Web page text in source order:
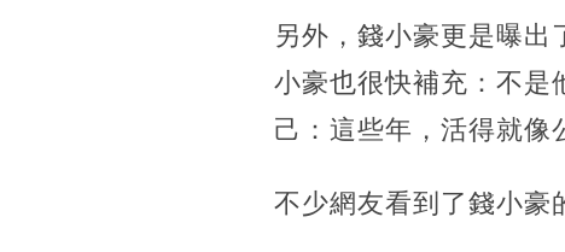
另外，錢小豪更是曝出
小豪也很快補充：不是
己：這些年，活得就像
不少網友看到了錢小豪